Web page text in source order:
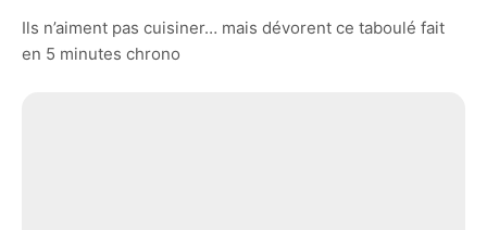
Ils n’aiment pas cuisiner… mais dévorent ce taboulé fait
en 5 minutes chrono